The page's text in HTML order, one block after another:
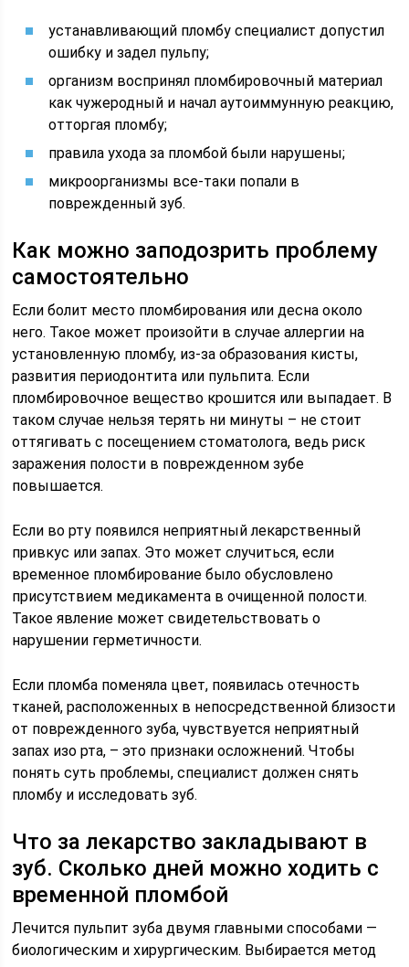
устанавливающий пломбу специалист допустил
ошибку и задел пульпу;
организм воспринял пломбировочный материал
как чужеродный и начал аутоиммунную реакцию,
отторгая пломбу;
правила ухода за пломбой были нарушены;
микроорганизмы все-таки попали в
поврежденный зуб.
Как можно заподозрить проблему
самостоятельно
Если болит место пломбирования или десна около
него. Такое может произойти в случае аллергии на
установленную пломбу, из-за образования кисты,
развития периодонтита или пульпита. Если
пломбировочное вещество крошится или выпадает. В
таком случае нельзя терять ни минуты – не стоит
оттягивать с посещением стоматолога, ведь риск
заражения полости в поврежденном зубе
повышается.
Если во рту появился неприятный лекарственный
привкус или запах. Это может случиться, если
временное пломбирование было обусловлено
присутствием медикамента в очищенной полости.
Такое явление может свидетельствовать о
нарушении герметичности.
Если пломба поменяла цвет, появилась отечность
тканей, расположенных в непосредственной близости
от поврежденного зуба, чувствуется неприятный
запах изо рта, – это признаки осложнений. Чтобы
понять суть проблемы, специалист должен снять
пломбу и исследовать зуб.
Что за лекарство закладывают в
зуб. Сколько дней можно ходить с
временной пломбой
Лечится пульпит зуба двумя главными способами —
биологическим и хирургическим. Выбирается метод